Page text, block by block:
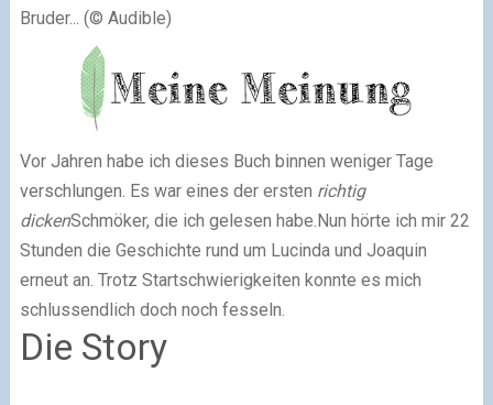
Bruder... (© Audible)
Vor Jahren habe ich dieses Buch binnen weniger Tage
verschlungen. Es war eines der ersten richtig
dickenSchmöker, die ich gelesen habe.Nun hörte ich mir 22
Stunden die Geschichte rund um Lucinda und Joaquin
erneut an. Trotz Startschwierigkeiten konnte es mich
schlussendlich doch noch fesseln.
Die Story